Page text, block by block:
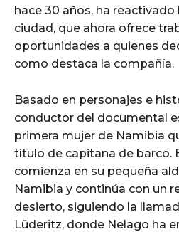
hace 30 años, ha reactivado
ciudad, que ahora ofrece
oportunidades a quienes
como destaca la compañía.
Basado en personajes e
conductor del documental
primera mujer de Namibia
título de capitana de barco.
comienza en su pequeña
Namibia y continúa con un
desierto, siguiendo la
Lüderitz, donde Nelago ha